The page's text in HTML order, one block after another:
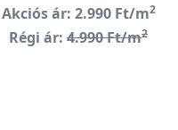
Akciós ár: 2.990 Ft/m2
Régi ár: 4.990 Ft/m2